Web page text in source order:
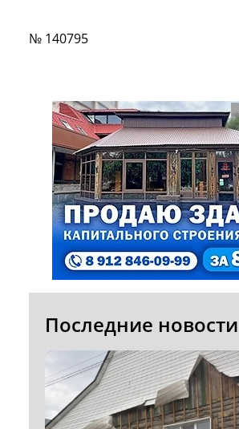
№ 140795
Последние новости